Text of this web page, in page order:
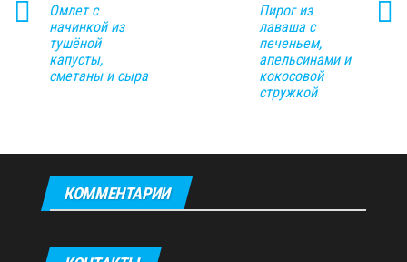
Омлет с
начинкой из
тушёной
капусты,
сметаны и сыра
Пирог из
лаваша с
печеньем,
апельсинами и
кокосовой
стружкой
КОММЕНТАРИИ